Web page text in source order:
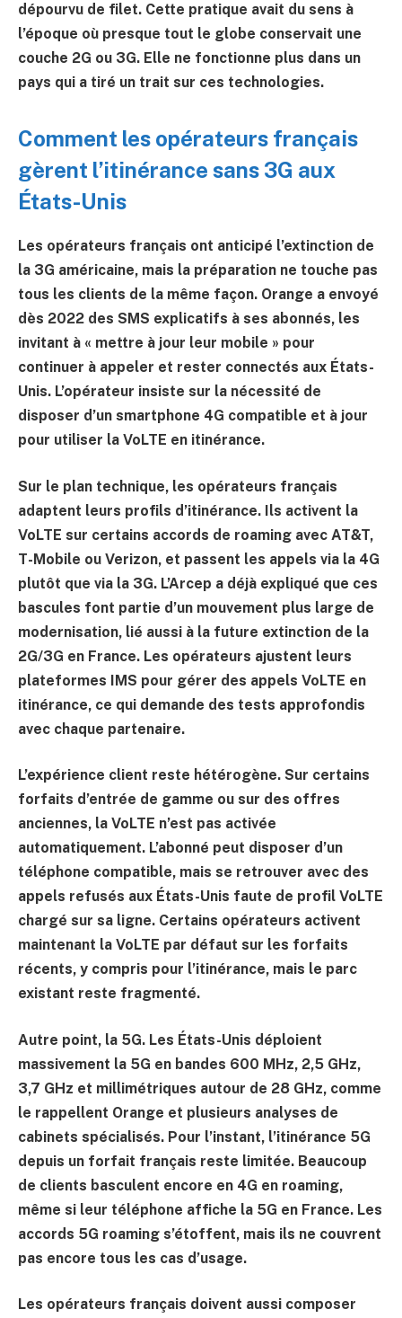
dépourvu de filet. Cette pratique avait du sens à
l’époque où presque tout le globe conservait une
couche 2G ou 3G. Elle ne fonctionne plus dans un
pays qui a tiré un trait sur ces technologies.
Comment les opérateurs français
gèrent l’itinérance sans 3G aux
États-Unis
Les opérateurs français ont anticipé l’extinction de
la 3G américaine, mais la préparation ne touche pas
tous les clients de la même façon. Orange a envoyé
dès 2022 des SMS explicatifs à ses abonnés, les
invitant à « mettre à jour leur mobile » pour
continuer à appeler et rester connectés aux États-
Unis. L’opérateur insiste sur la nécessité de
disposer d’un smartphone 4G compatible et à jour
pour utiliser la VoLTE en itinérance.
Sur le plan technique, les opérateurs français
adaptent leurs profils d’itinérance. Ils activent la
VoLTE sur certains accords de roaming avec AT&T,
T-Mobile ou Verizon, et passent les appels via la 4G
plutôt que via la 3G. L’Arcep a déjà expliqué que ces
bascules font partie d’un mouvement plus large de
modernisation, lié aussi à la future extinction de la
2G/3G en France. Les opérateurs ajustent leurs
plateformes IMS pour gérer des appels VoLTE en
itinérance, ce qui demande des tests approfondis
avec chaque partenaire.
L’expérience client reste hétérogène. Sur certains
forfaits d’entrée de gamme ou sur des offres
anciennes, la VoLTE n’est pas activée
automatiquement. L’abonné peut disposer d’un
téléphone compatible, mais se retrouver avec des
appels refusés aux États-Unis faute de profil VoLTE
chargé sur sa ligne. Certains opérateurs activent
maintenant la VoLTE par défaut sur les forfaits
récents, y compris pour l’itinérance, mais le parc
existant reste fragmenté.
Autre point, la 5G. Les États-Unis déploient
massivement la 5G en bandes 600 MHz, 2,5 GHz,
3,7 GHz et millimétriques autour de 28 GHz, comme
le rappellent Orange et plusieurs analyses de
cabinets spécialisés. Pour l’instant, l’itinérance 5G
depuis un forfait français reste limitée. Beaucoup
de clients basculent encore en 4G en roaming,
même si leur téléphone affiche la 5G en France. Les
accords 5G roaming s’étoffent, mais ils ne couvrent
pas encore tous les cas d’usage.
Les opérateurs français doivent aussi composer